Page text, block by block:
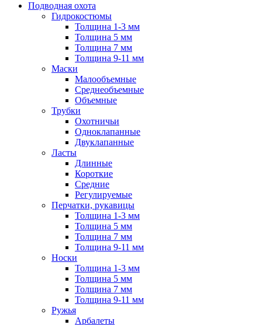
Подводная охота
Гидрокостюмы
Толщина 1-3 мм
Толщина 5 мм
Толщина 7 мм
Толщина 9-11 мм
Маски
Малообъемные
Среднеобъемные
Объемные
Трубки
Охотничьи
Одноклапанные
Двуклапанные
Ласты
Длинные
Короткие
Средние
Регулируемые
Перчатки, рукавицы
Толщина 1-3 мм
Толщина 5 мм
Толщина 7 мм
Толщина 9-11 мм
Носки
Толщина 1-3 мм
Толщина 5 мм
Толщина 7 мм
Толщина 9-11 мм
Ружья
Арбалеты